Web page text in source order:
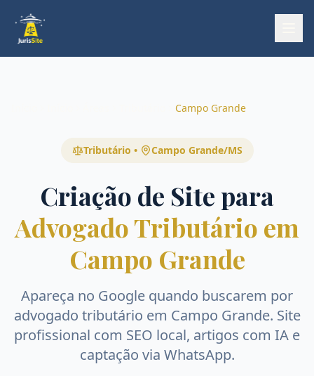
Campo Grande
Tributário • Campo Grande/MS
Criação de Site para
Advogado Tributário em
Campo Grande
Apareça no Google quando buscarem por
advogado tributário em Campo Grande. Site
profissional com SEO local, artigos com IA e
captação via WhatsApp.